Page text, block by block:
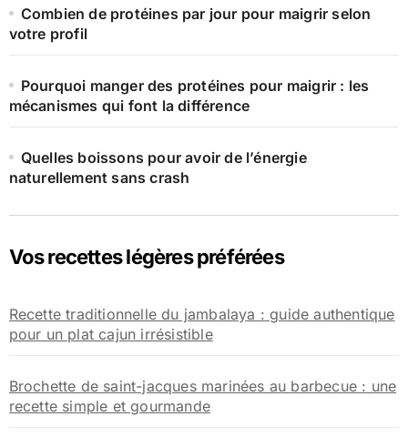
Combien de protéines par jour pour maigrir selon
votre profil
Pourquoi manger des protéines pour maigrir : les
mécanismes qui font la différence
Quelles boissons pour avoir de l’énergie
naturellement sans crash
Vos recettes légères préférées
Recette traditionnelle du jambalaya : guide authentique
pour un plat cajun irrésistible
Brochette de saint-jacques marinées au barbecue : une
recette simple et gourmande